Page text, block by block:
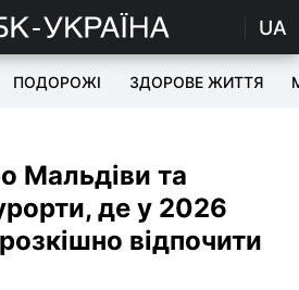
UA
ПОДОРОЖІ ЗДОРОВЕ ЖИТТЯ
Мальдіви та
де у 2026
відпочити